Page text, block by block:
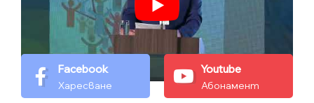
Facebook
Харесване
Youtube
Абонамент